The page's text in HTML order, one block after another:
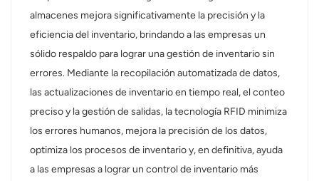
almacenes mejora significativamente la precisión y la
eficiencia del inventario, brindando a las empresas un
sólido respaldo para lograr una gestión de inventario sin
errores. Mediante la recopilación automatizada de datos,
las actualizaciones de inventario en tiempo real, el conteo
preciso y la gestión de salidas, la tecnología RFID minimiza
los errores humanos, mejora la precisión de los datos,
optimiza los procesos de inventario y, en definitiva, ayuda
a las empresas a lograr un control de inventario más